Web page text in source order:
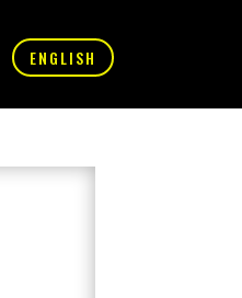
ENGLISH